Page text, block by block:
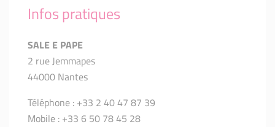
Infos pratiques
SALE E PAPE
2 rue Jemmapes
44000 Nantes
Téléphone : +33 2 40 47 87 39
Mobile : +33 6 50 78 45 28